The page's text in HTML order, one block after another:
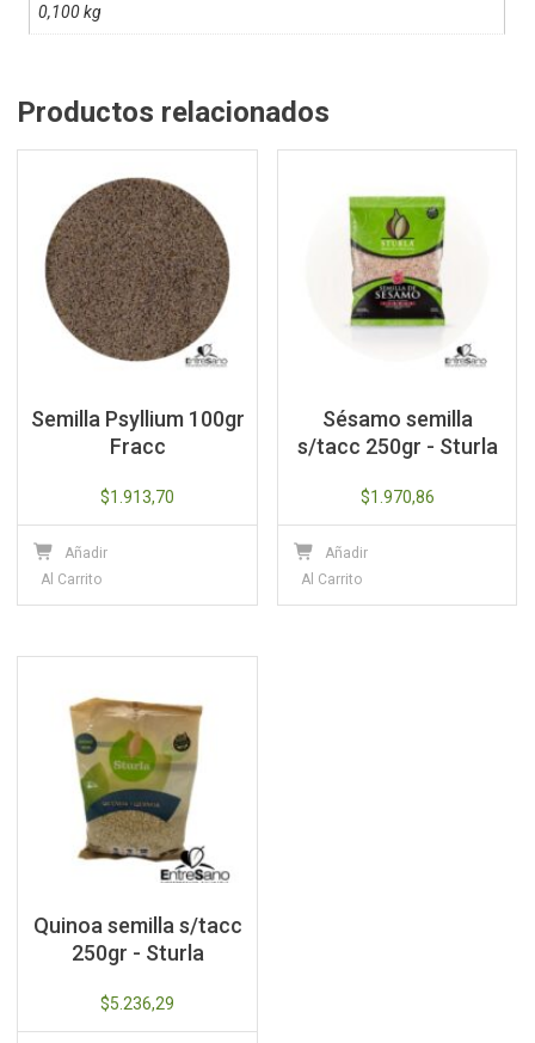
0,100 kg
Productos relacionados
Semilla Psyllium 100gr
Fracc
$1.913,70
Añadir
Al Carrito
Sésamo semilla
s/tacc 250gr - Sturla
$1.970,86
Añadir
Al Carrito
Quinoa semilla s/tacc
250gr - Sturla
$5.236,29